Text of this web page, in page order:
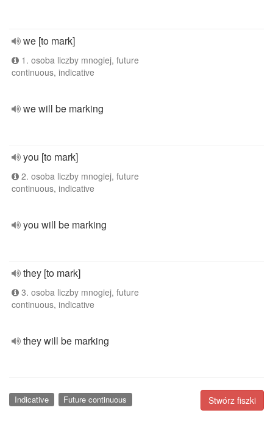
we [to mark]
1. osoba liczby mnogiej, future
continuous, indicative
we will be marking
you [to mark]
2. osoba liczby mnogiej, future
continuous, indicative
you will be marking
they [to mark]
3. osoba liczby mnogiej, future
continuous, indicative
they will be marking
Stwórz fiszki
Indicative Future continuous